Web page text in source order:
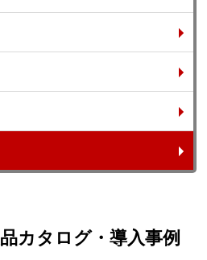
カタログ・導入事例